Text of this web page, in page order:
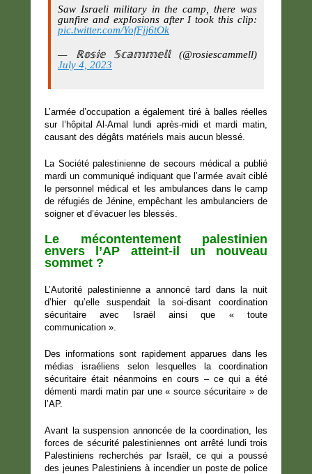
Saw Israeli military in the camp, there was
gunfire and explosions after I took this clip:
pic.twitter.com/YofFjj6tOk
— ℝ𝕠𝕤𝕚𝕖 𝕊𝕔𝕒𝕞𝕞𝕖𝕝𝕝 (@rosiescammell)
July 4, 2023
L’armée d’occupation a également tiré à balles réelles
sur l’hôpital Al-Amal lundi après-midi et mardi matin,
causant des dégâts matériels mais aucun blessé.
La Société palestinienne de secours médical a publié
mardi un communiqué indiquant que l’armée avait ciblé
le personnel médical et les ambulances dans le camp
de réfugiés de Jénine, empêchant les ambulanciers de
soigner et d’évacuer les blessés.
Le mécontentement palestinien
envers l’AP atteint-il un nouveau
sommet ?
L’Autorité palestinienne a annoncé tard dans la nuit
d’hier qu’elle suspendait la soi-disant coordination
sécuritaire avec Israël ainsi que « toute
communication ».
Des informations sont rapidement apparues dans les
médias israéliens selon lesquelles la coordination
sécuritaire était néanmoins en cours – ce qui a été
démenti mardi matin par une « source sécuritaire » de
l’AP.
Avant la suspension annoncée de la coordination, les
forces de sécurité palestiniennes ont arrêté lundi trois
Palestiniens recherchés par Israël, ce qui a poussé
des jeunes Palestiniens à incendier un poste de police